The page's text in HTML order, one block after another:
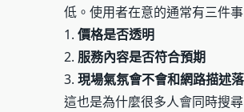
低。使用者在意的通常有三件事
1. 價格是否透明
2. 服務內容是否符合預期
3. 現場氣氛會不會和網路描述
這也是為什麼很多人會同時搜